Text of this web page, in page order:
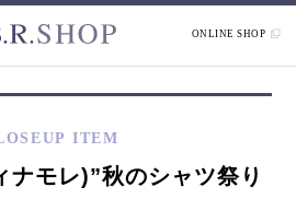
ONLINE SHOP
ITEM
モレ)”秋のシャツ祭り